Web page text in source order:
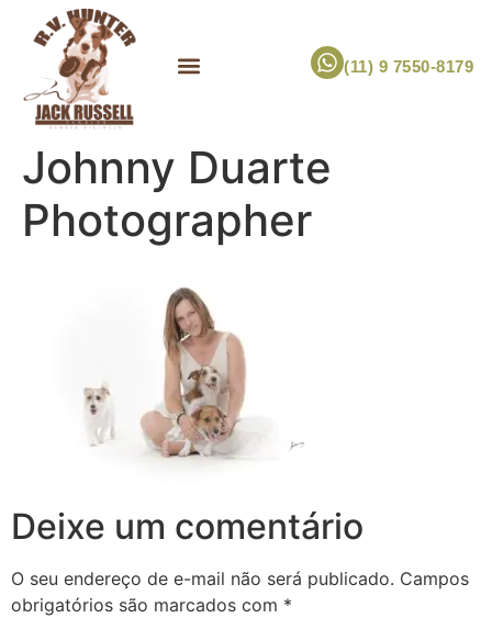
(11) 9 7550-8179
Johnny Duarte
Photographer
Deixe um comentário
O seu endereço de e-mail não será publicado. Campos
obrigatórios são marcados com *